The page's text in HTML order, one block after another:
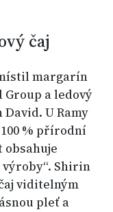
čaj
margarín
Group a ledový
U Ramy
% přírodní
Shirin
viditelným
pleť a